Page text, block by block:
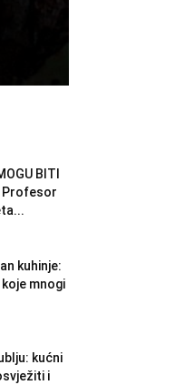
BITI
Profesor
kuhinje:
mnogi
kućni
i